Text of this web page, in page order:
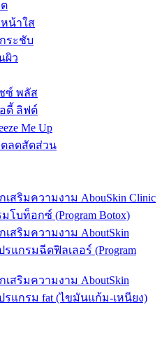
น้าใส
ระชับ
ผิว
ซ์ พลัส
ดี้ ลิฟต์
Me Up
ลดสัดส่วน
สริมความงาม AbouSkin Clinic
โบท็อกซ์ (Program Botox)
สริมความงาม AboutSkin
แกรมฉีดฟิลเลอร์ (Program
สริมความงาม AboutSkin
รแกรม fat (ไขมันแก้ม-เหนียง)